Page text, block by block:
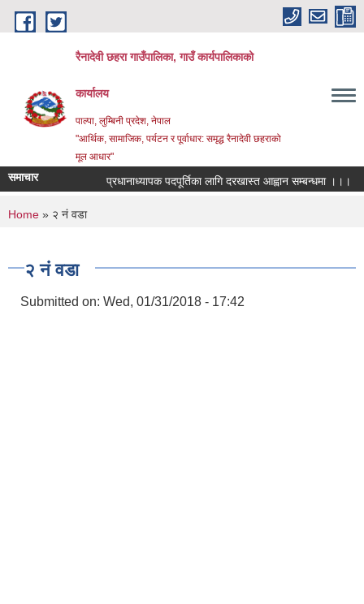
Skip to main content
रैनादेवी छहरा गाउँपालिका, गाउँ कार्यपालिकाको
कार्यालय
पाल्पा, लुम्बिनी प्रदेश, नेपाल
"आर्थिक, सामाजिक, पर्यटन र पूर्वाधार: समृद्ध रैनादेवी छहराको
मूल आधार"
समाचार प्रधानाध्यापक पदपूर्तिका लागि दरखास्त आह्वान सम्बन्धमा ।।।
You are here
Home » २ नं वडा
२ नं वडा
Submitted on: Wed, 01/31/2018 - 17:42